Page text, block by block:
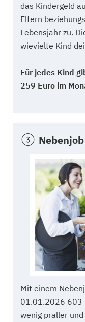
das Kindergeld
Eltern
Lebensjahr zu.
wievielte Kind
Für jedes Kind
259 Euro im
Nebenjob
Mit einem
01.01.2026 603
wenig praller